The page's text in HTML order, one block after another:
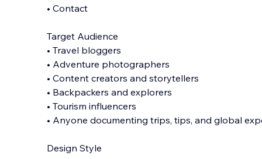
• Contact
Target Audience
• Travel bloggers
• Adventure photographers
• Content creators and storytellers
• Backpackers and explorers
• Tourism influencers
• Anyone documenting trips, tips, and global
Design Style